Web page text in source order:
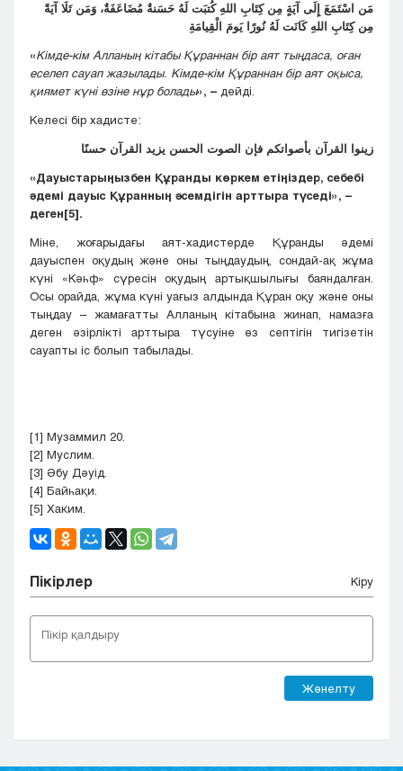
مَن اسْتَمَعَ إِلَى آيَةٍ مِن كِتَابِ اللهِ كُتبَت لَهُ حَسَنةٌ مُضَاعَفَةٌ، وَمَن تَلَا آيَةً
مِن كِتَابِ اللهِ كَانَت لَهُ نُورًا يَومَ الْقِيامَةِ
«Кімде-кім Алланың кітабы Құраннан бір аят тыңдаса, оған
еселеп сауап жазылады. Кімде-кім Құраннан бір аят оқыса,
қиямет күні өзіне нұр болады», – дейді.
Келесі бір хадисте:
زينوا القرآن بأصواتكم فإن الصوت الحسن يزيد القرآن حسنًا
«Дауыстарыңызбен Құранды көркем етіңіздер, себебі
әдемі дауыс Құранның әсемдігін арттыра түседі», –
деген[5].
Міне, жоғарыдағы аят-хадистерде Құранды әдемі
дауыспен оқудың және оны тыңдаудың, сондай-ақ жұма
күні «Кәһф» сүресін оқудың артықшылығы баяндалған.
Осы орайда, жұма күні уағыз алдында Құран оқу және оны
тыңдау – жамағатты Алланың кітабына жинап, намазға
деген әзірлікті арттыра түсуіне өз септігін тигізетін
сауапты іс болып табылады.
[1] Музаммил 20.
[2] Муслим.
[3] Әбу Дәуід.
[4] Байһақи.
[5] Хаким.
Пікірлер Кіру
Жөнелту